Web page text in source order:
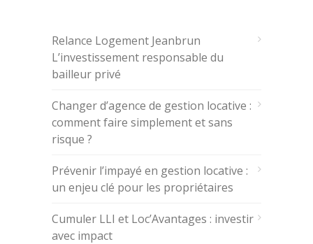
Relance Logement Jeanbrun
L’investissement responsable du
bailleur privé
Changer d’agence de gestion locative :
comment faire simplement et sans
risque ?
Prévenir l’impayé en gestion locative :
un enjeu clé pour les propriétaires
Cumuler LLI et Loc’Avantages : investir
avec impact